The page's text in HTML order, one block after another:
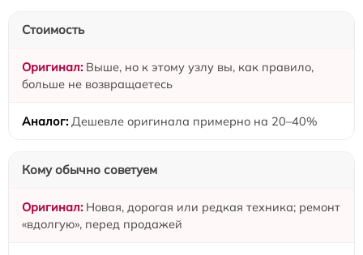
Стоимость
Выше, но к этому узлу вы, как правило,
больше не возвращаетесь
Дешевле оригинала примерно на 20–40%
Кому обычно советуем
Новая, дорогая или редкая техника; ремонт
«вдолгую», перед продажей